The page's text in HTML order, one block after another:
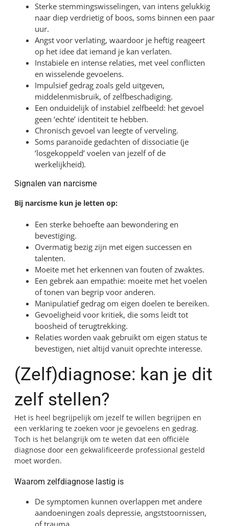
Sterke stemmingswisselingen, van intens gelukkig
naar diep verdrietig of boos, soms binnen een paar
uur.
Angst voor verlating, waardoor je heftig reageert
op het idee dat iemand je kan verlaten.
Instabiele en intense relaties, met veel conflicten
en wisselende gevoelens.
Impulsief gedrag zoals geld uitgeven,
middelenmisbruik, of zelfbeschadiging.
Een onduidelijk of instabiel zelfbeeld: het gevoel
geen ‘echte’ identiteit te hebben.
Chronisch gevoel van leegte of verveling.
Soms paranoïde gedachten of dissociatie (je
‘losgekoppeld’ voelen van jezelf of de
werkelijkheid).
Signalen van narcisme
Bij narcisme kun je letten op:
Een sterke behoefte aan bewondering en
bevestiging.
Overmatig bezig zijn met eigen successen en
talenten.
Moeite met het erkennen van fouten of zwaktes.
Een gebrek aan empathie: moeite met het voelen
of tonen van begrip voor anderen.
Manipulatief gedrag om eigen doelen te bereiken.
Gevoeligheid voor kritiek, die soms leidt tot
boosheid of terugtrekking.
Relaties worden vaak gebruikt om eigen status te
bevestigen, niet altijd vanuit oprechte interesse.
(Zelf)diagnose: kan je dit
zelf stellen?
Het is heel begrijpelijk om jezelf te willen begrijpen en
een verklaring te zoeken voor je gevoelens en gedrag.
Toch is het belangrijk om te weten dat een officiële
diagnose door een gekwalificeerde professional gesteld
moet worden.
Waarom zelfdiagnose lastig is
De symptomen kunnen overlappen met andere
aandoeningen zoals depressie, angststoornissen,
of trauma.